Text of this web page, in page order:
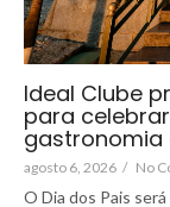
Ideal Clube
para
gastronomia
agosto 6, 2026 / No
O Dia dos Pais